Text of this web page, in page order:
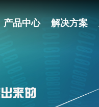
产品中心 解决方案